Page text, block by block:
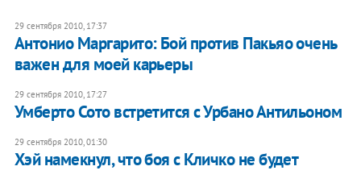
29 сентября 2010, 17:37
Антонио Маргарито: Бой против Пакьяо очень
важен для моей карьеры
29 сентября 2010, 17:27
Умберто Сото встретится с Урбано Антильоном
29 сентября 2010, 01:30
Хэй намекнул, что боя с Кличко не будет